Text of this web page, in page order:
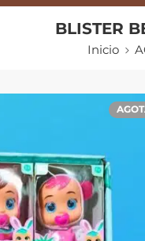
BLISTER
Inicio